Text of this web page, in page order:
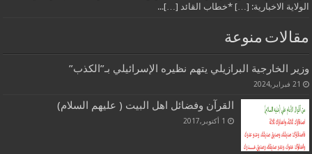
الولاية الاخبارية: […] *خطاب القائد […]...
مقالات منوعة
وزير الخارجية البرازيلي يتهم نظيره الإسرائيلي بـ”الكذب”
21 فبراير,2024
القرآن وفضائل اهل البيت ( عليهم السلام)
1 أكتوبر,2017